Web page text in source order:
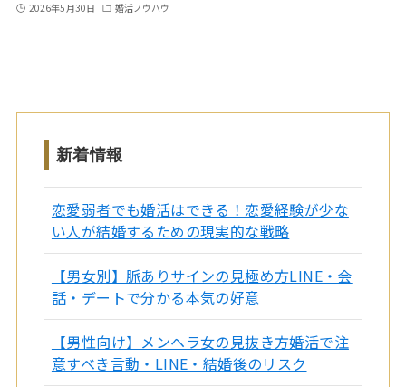
2026年5月30日 婚活ノウハウ
新着情報
恋愛弱者でも婚活はできる！恋愛経験が少な
い人が結婚するための現実的な戦略
【男女別】脈ありサインの見極め方LINE・会
話・デートで分かる本気の好意
【男性向け】メンヘラ女の見抜き方婚活で注
意すべき言動・LINE・結婚後のリスク